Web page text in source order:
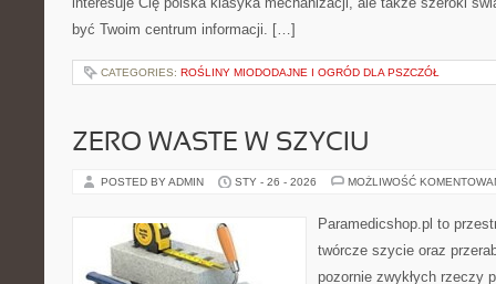
być Twoim centrum informacji. […]
CATEGORIES: ROŚLINY MIODODAJNE I OGRÓD DLA PSZCZÓŁ
ZERO WASTE W SZYCIU
POSTED BY ADMIN STY - 26 - 2026 MOŻLIWOŚĆ
Paramedicshop.pl to
twórcze szycie oraz
pozornie zwykłych rzeczy